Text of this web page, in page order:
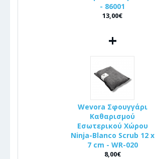
- 86001
13,00€
+
Wevora Σφουγγάρι
Καθαρισμού
Εσωτερικού Χώρου
Ninja-Blanco Scrub 12 x
7 cm - WR-020
8,00€